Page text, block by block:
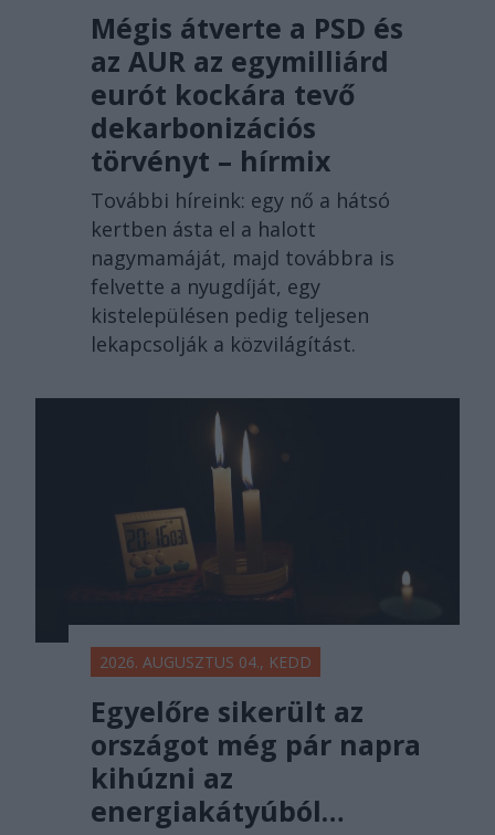
Mégis átverte a PSD és
az AUR az egymilliárd
eurót kockára tevő
dekarbonizációs
törvényt – hírmix
További híreink: egy nő a hátsó
kertben ásta el a halott
nagymamáját, majd továbbra is
felvette a nyugdíját, egy
kistelepülésen pedig teljesen
lekapcsolják a közvilágítást.
2026. AUGUSZTUS 04., KEDD
Egyelőre sikerült az
országot még pár napra
kihúzni az
energiakátyúból…